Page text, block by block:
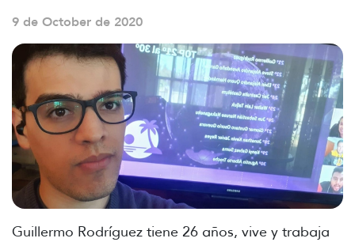
9 de October de 2020
Guillermo Rodríguez tiene 26 años, vive y trabaja